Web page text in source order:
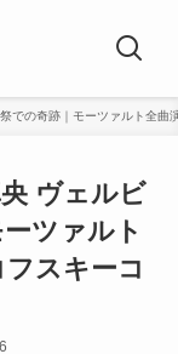
での奇跡｜モーツァルト全
央 ヴェルビ
ツァルト
スキーコ